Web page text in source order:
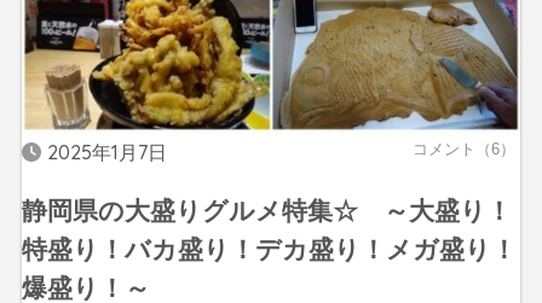
2025年1月7日 コメント（6）
静岡県の大盛りグルメ特集☆ ～大盛り！
特盛り！バカ盛り！デカ盛り！メガ盛り！
爆盛り！～